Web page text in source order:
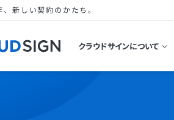
新しい契約のかたち。
クラウドサインについて